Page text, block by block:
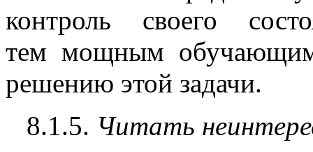
контроль своего
тем мощным
решению этой задачи.
8.1.5. Читать